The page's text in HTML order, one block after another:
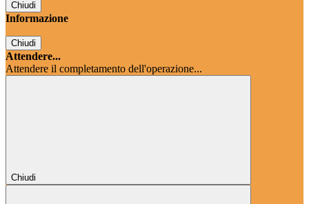
Chiudi
Informazione
Chiudi
Attendere...
Attendere il completamento dell'operazione...
Chiudi